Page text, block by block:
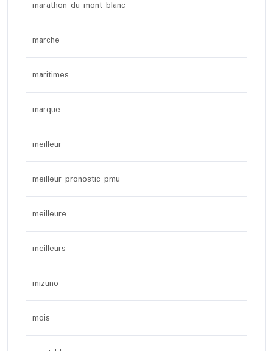
marathon du mont blanc
marche
maritimes
marque
meilleur
meilleur pronostic pmu
meilleure
meilleurs
mizuno
mois